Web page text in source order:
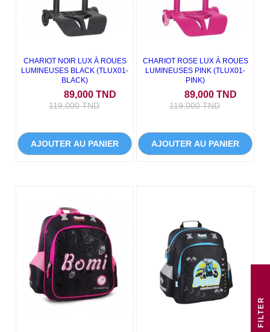
CHARIOT NOIR LUX À ROUES
LUMINEUSES BLACK (TLUX01-
BLACK)
89,000 TNDPrix de base
119,000 TND
AJOUTER AU PANIER
CHARIOT ROSE LUX À ROUES
LUMINEUSES PINK (TLUX01-
PINK)
89,000 TNDPrix de
119,000 TND
AJOUTER AU PANIER
R